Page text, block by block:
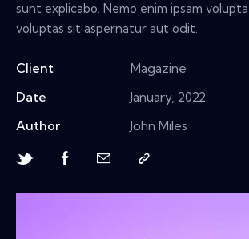
sunt explicabo. Nemo enim ipsam
voluptas sit aspernatur aut odit.
Client
Magazine
Date
January, 2022
Author
John Miles